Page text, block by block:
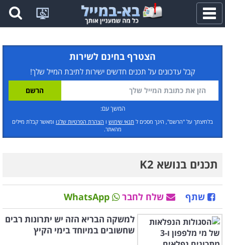
פתח
תפריט
הצטרף בחינם לשירות
קבל עדכונים על תכנים חדשים ישירות לתיבת המייל שלך!
המשך עם:
בלחיצתך על "הרשם", הינך מסכים ל תנאי שימוש ו הצהרת הפרטיות שלנו ומאשר קבלת מיילים
מהאתר.
תכנים בנושא K2
שתף שלח לחבר WhatsApp
למשקה הבריא הזה יש יתרונות רבים
שחשובים במיוחד בימי הקיץ